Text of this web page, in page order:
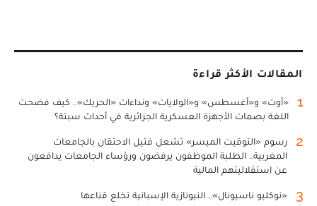
المقالات الأكثر قراءة
1
«أوت» و«أغسطس» و«الولايات» ونداءات «الحريك».. كيف فضحت
اللغة بصمات الأجهزة العسكرية الجزائرية في أحداث سبتة؟
2
رسوم «التوقيت الميسر» تشعل فتيل الاحتقان بالجامعات
المغربية.. الطلبة الموظفون يرفضون ورؤساء الجامعات يدافعون
عن استقلاليتهم المالية
3 «نوكليو ناسيونال».. النيونازية الإسبانية تخلع قناعها